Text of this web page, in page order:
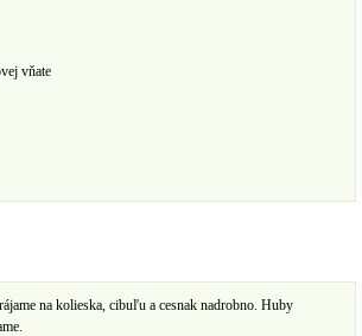
vňate
na kolieska, cibuľu a cesnak nadrobno. Huby